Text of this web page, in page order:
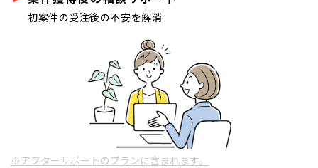
初案件の受注後の不安を解消
※アフターサポートのプランに含まれます。